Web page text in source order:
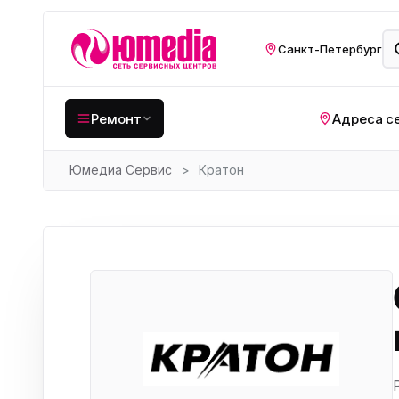
Санкт-Петербург
Ремонт
Крупная бытовая
Компьютерная техника
Адреса
Юмедиа Сервис > Кратон